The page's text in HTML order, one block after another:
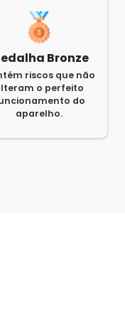
Bronze
riscos que não
o perfeito
do
aparelho.